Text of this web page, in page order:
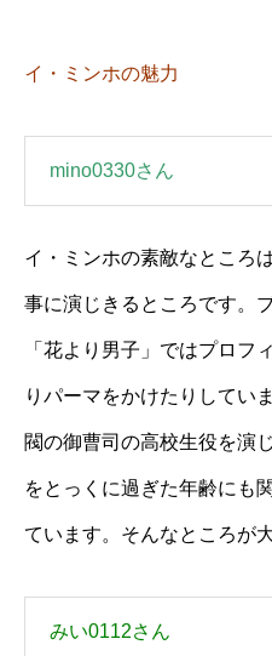
イ・ミンホの魅力
mino0330さん
イ・ミンホの素敵なところ
事に演じきるところです。
「花より男子」ではプロフ
りパーマをかけたりしてい
閥の御曹司の高校生役を演
をとっくに過ぎた年齢にも
ています。そんなところが
みい0112さん